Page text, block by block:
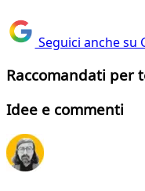
Seguici anche su
Raccomandati per
Idee e commenti